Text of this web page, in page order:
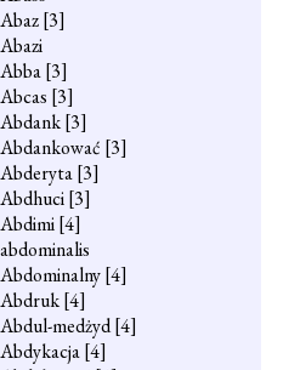
Abaz[3]
Abazi
Abba[3]
Abcas [3]
Abdank[3]
Abdankować [3]
Abderyta[3]
Abdhuci[3]
Abdimi[4]
abdominalis
Abdominalny[4]
Abdruk[4]
Abdul-medżyd[4]
Abdykacja[4]